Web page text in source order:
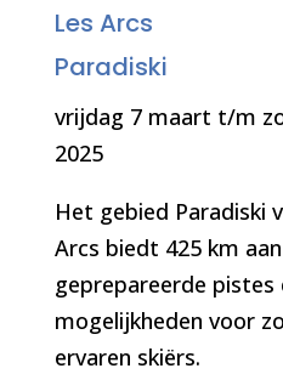
Les Arcs
Paradiski
vrijdag 7 maart t/m
2025
Het gebied Paradiski
Arcs biedt 425 km
geprepareerde pistes
mogelijkheden voor
ervaren skiërs.